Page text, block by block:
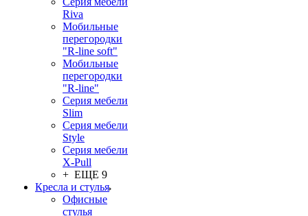
Riva
Мобильные
перегородки
"R-line soft"
Мобильные
перегородки
"R-line"
Серия мебели
Slim
Серия мебели
Style
Серия мебели
X-Pull
+ ЕЩЕ 9
Кресла и стулья
Офисные
стулья